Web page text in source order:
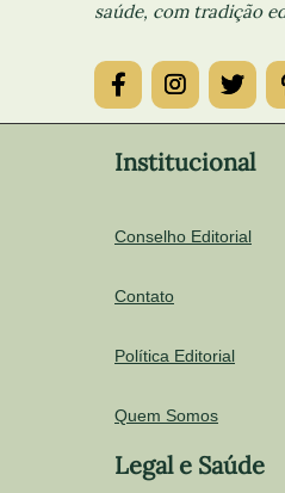
saúde, com tradição
Institucional
Conselho Editorial
Contato
Política Editorial
Quem Somos
Legal e Saúde